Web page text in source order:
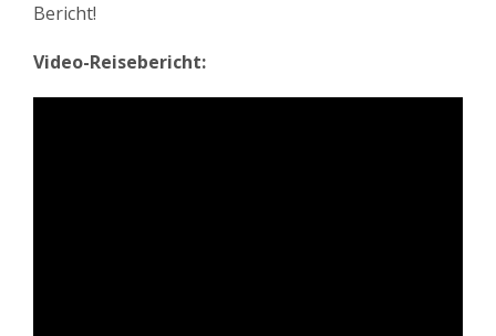
Bericht!
Video-Reisebericht: